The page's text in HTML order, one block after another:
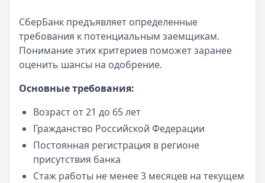
СберБанк предъявляет определенные
требования к потенциальным заемщикам.
Понимание этих критериев поможет заранее
оценить шансы на одобрение.
Основные требования:
Возраст от 21 до 65 лет
Гражданство Российской Федерации
Постоянная регистрация в регионе
присутствия банка
Стаж работы не менее 3 месяцев на текущем